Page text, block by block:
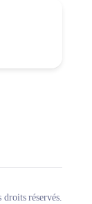
réservés.